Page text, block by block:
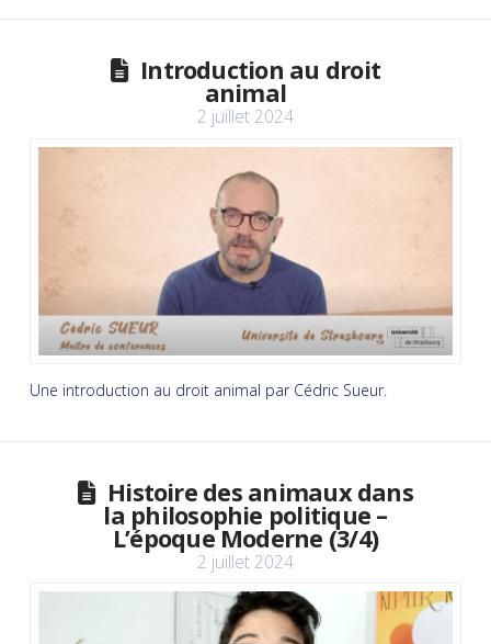
Introduction au droit
animal
2 juillet 2024
Une introduction au droit animal par Cédric Sueur.
Histoire des animaux dans
la philosophie politique –
L’époque Moderne (3/4)
2 juillet 2024